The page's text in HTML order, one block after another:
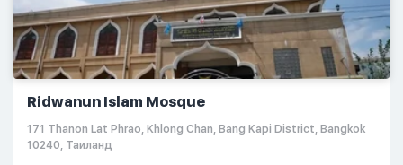
Ridwanun Islam Mosque
171 Thanon Lat Phrao, Khlong Chan, Bang Kapi District, Bangkok
10240, Таиланд